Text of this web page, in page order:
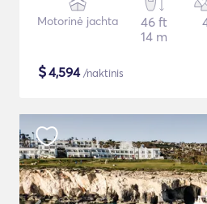
Motorinė jachta
46 ft
14 m
$4,594/naktinis